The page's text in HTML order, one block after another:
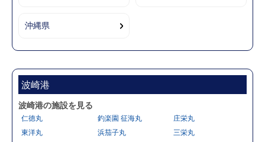
沖縄県
波崎港
波崎港の施設を見る
仁徳丸 釣楽園 征海丸
庄栄丸
東洋丸
浜茄子丸
三栄丸